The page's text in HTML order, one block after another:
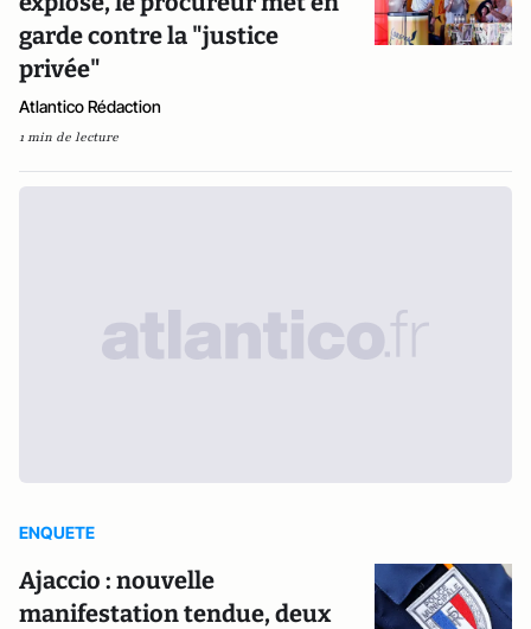
garde contre la "justice
privée"
Atlantico Rédaction
1 min de lecture
ENQUETE
Ajaccio : nouvelle
manifestation tendue, deux